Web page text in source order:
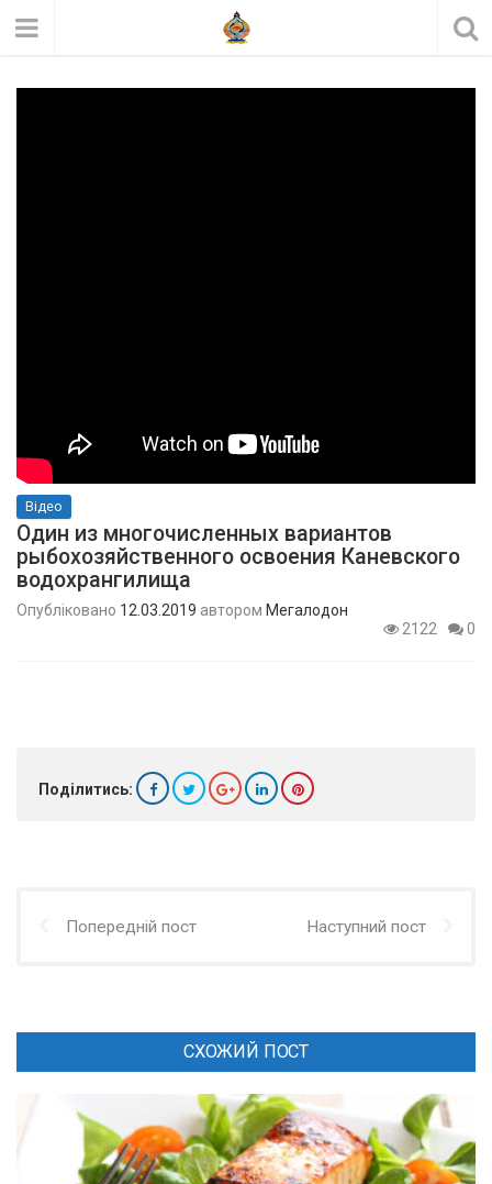
Відео
Один из многочисленных вариантов
рыбохозяйственного освоения Каневского
водохрангилища
Опубліковано 12.03.2019 автором Мегалодон
2122
0
Поділитись:
Попередній пост Наступний пост
СХОЖИЙ ПОСТ